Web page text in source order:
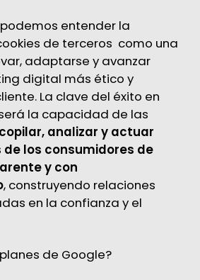
entender la
de terceros como una
adaptarse y avanzar
digital más ético y
La clave del éxito en
la capacidad de las
analizar y actuar
los consumidores de
y con
, construyendo relaciones
en la confianza y el
de Google?